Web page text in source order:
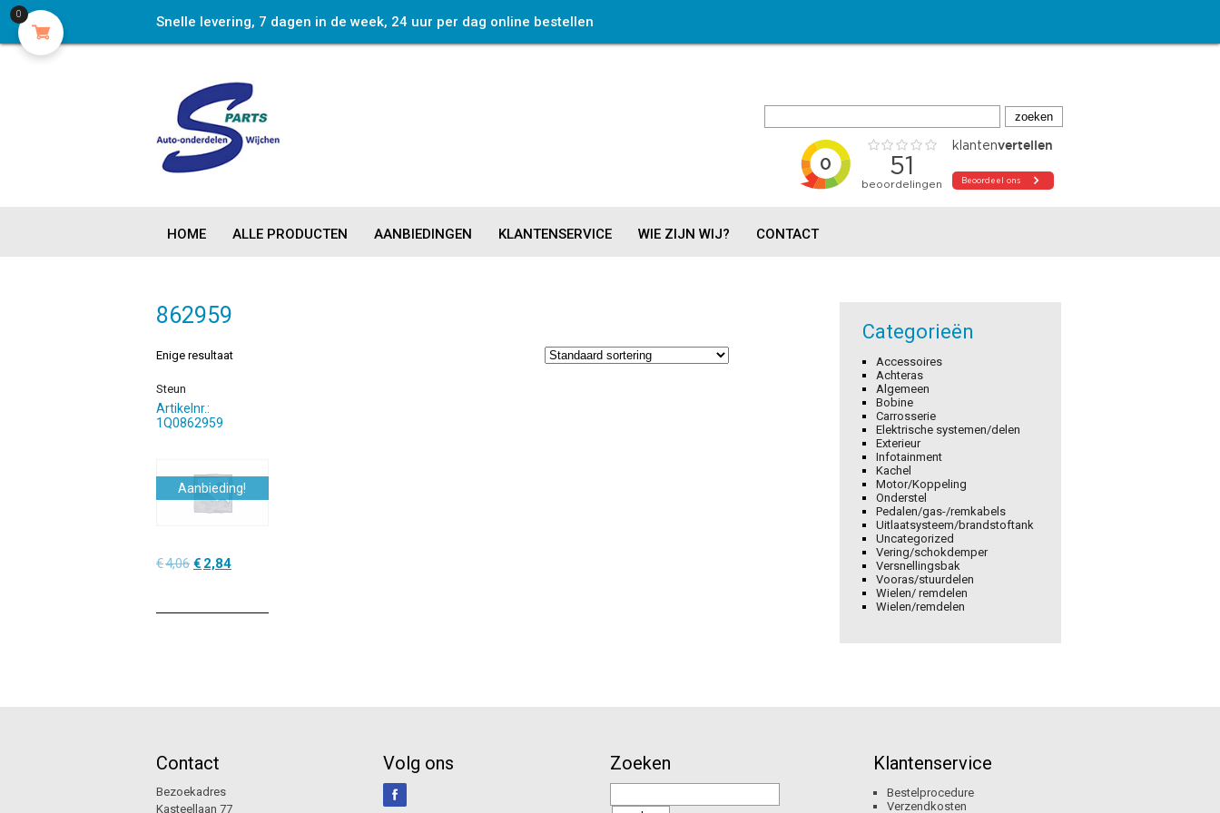
Snelle levering, 7 dagen in de week, 24 uur per dag online bestellen
HOME ALLE PRODUCTEN AANBIEDINGEN KLANTENSERVICE WIE ZIJN WIJ? CONTACT
862959
Enige resultaat
Steun
Artikelnr.:
1Q0862959
Aanbieding!
€4,06 Oorspronkelijke
€4,06.
€ 2,84Huidige
€2,84.
Categorieën
Accessoires
Achteras
Algemeen
Bobine
Carrosserie
Elektrische systemen/delen
Exterieur
Infotainment
Kachel
Motor/Koppeling
Onderstel
Pedalen/gas-/remkabels
Uitlaatsysteem/brandstoftank
Uncategorized
Vering/schokdemper
Versnellingsbak
Vooras/stuurdelen
Wielen/ remdelen
Wielen/remdelen
Contact
Bezoekadres
Kasteellaan 77
Volg ons Zoeken Klantenservice
Bestelprocedure
Verzendkosten
0